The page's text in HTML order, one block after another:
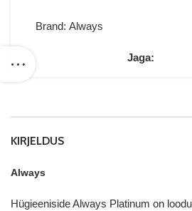
Brand: Always
Jaga:
KIRJELDUS
Always
Hügieeniside Always Platinum on